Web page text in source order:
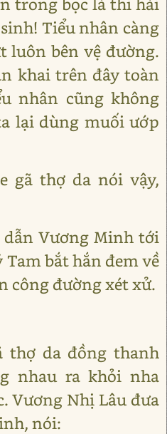
Tiểu nhân càng
luôn bên vệ đường.
khai trên đây toàn
nhân cũng không
lại dùng muối ướp
gã thợ da nói vậy,
Vương Minh tới
Tam bắt hắn đem về
công đường xét xử.
thợ da đồng thanh
nhau ra khỏi nha
Vương Nhị Lâu đưa
nói: